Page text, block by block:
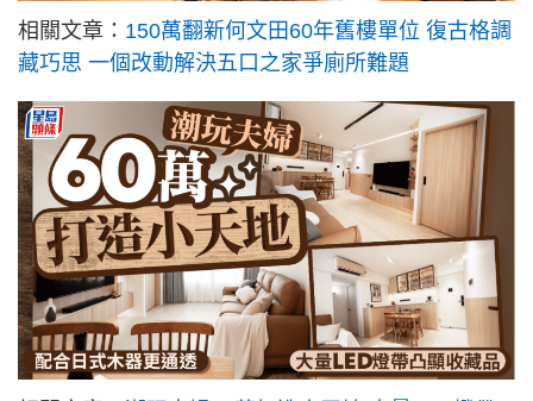
相關文章： 150萬翻新何文田60年舊樓單位 復古格調
藏巧思 一個改動解決五口之家爭廁所難題